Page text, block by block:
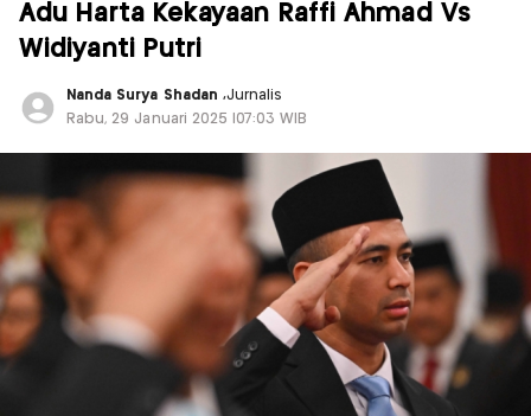
Adu Harta Kekayaan Raffi Ahmad Vs
Widiyanti Putri
Nanda Surya Shadan ,Jurnalis
Rabu, 29 Januari 2025 |07:03 WIB